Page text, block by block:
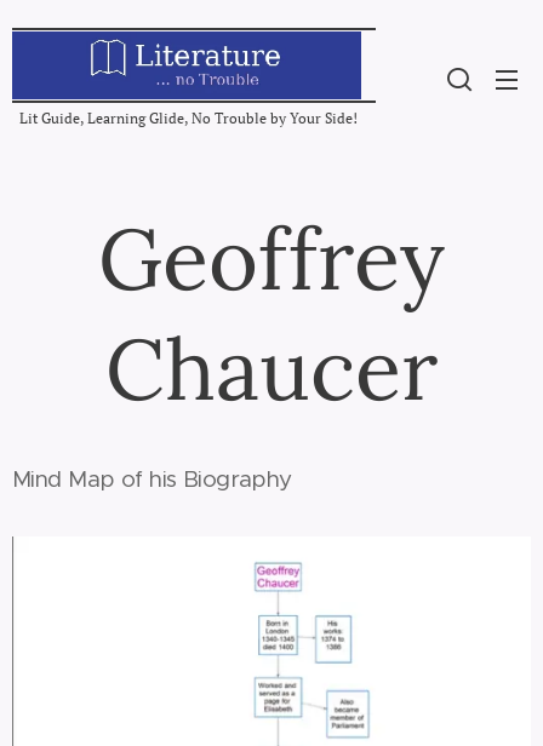
Lit Guide, Learning Glide, No Trouble by Your Side!
Geoffrey
Chaucer
Mind Map of his Biography